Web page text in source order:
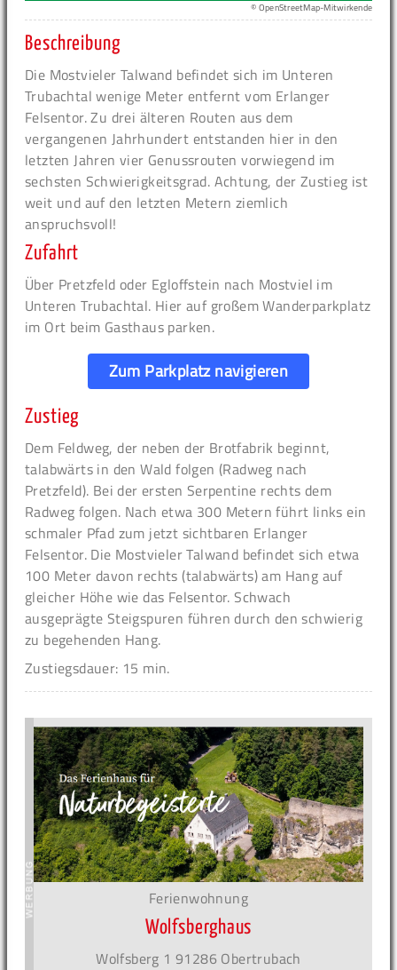
© OpenStreetMap-Mitwirkende
Beschreibung
Die Mostvieler Talwand befindet sich im Unteren
Trubachtal wenige Meter entfernt vom Erlanger
Felsentor. Zu drei älteren Routen aus dem
vergangenen Jahrhundert entstanden hier in den
letzten Jahren vier Genussrouten vorwiegend im
sechsten Schwierigkeitsgrad. Achtung, der Zustieg ist
weit und auf den letzten Metern ziemlich
anspruchsvoll!
Zufahrt
Über Pretzfeld oder Egloffstein nach Mostviel im
Unteren Trubachtal. Hier auf großem Wanderparkplatz
im Ort beim Gasthaus parken.
Zum Parkplatz navigieren
Zustieg
Dem Feldweg, der neben der Brotfabrik beginnt,
talabwärts in den Wald folgen (Radweg nach
Pretzfeld). Bei der ersten Serpentine rechts dem
Radweg folgen. Nach etwa 300 Metern führt links ein
schmaler Pfad zum jetzt sichtbaren Erlanger
Felsentor. Die Mostvieler Talwand befindet sich etwa
100 Meter davon rechts (talabwärts) am Hang auf
gleicher Höhe wie das Felsentor. Schwach
ausgeprägte Steigspuren führen durch den schwierig
zu begehenden Hang.
Zustiegsdauer: 15 min.
Ferienwohnung
Wolfsberghaus
Wolfsberg 1 91286 Obertrubach